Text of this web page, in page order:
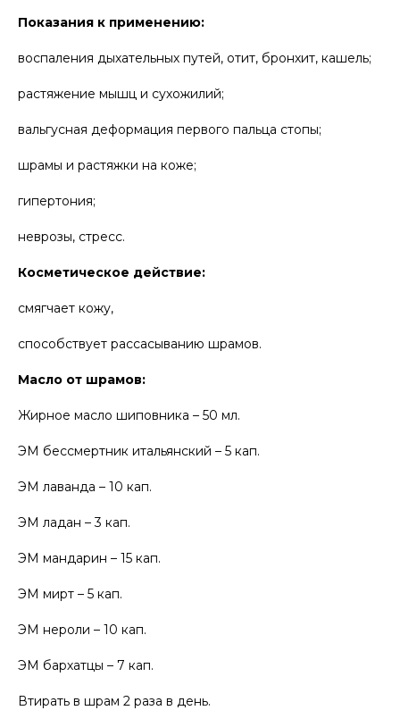
Показания к применению:
воспаления дыхательных путей, отит, бронхит, кашель;
растяжение мышц и сухожилий;
вальгусная деформация первого пальца стопы;
шрамы и растяжки на коже;
гипертония;
неврозы, стресс.
Косметическое действие:
смягчает кожу,
способствует рассасыванию шрамов.
Масло от шрамов:
Жирное масло шиповника – 50 мл.
ЭМ бессмертник итальянский – 5 кап.
ЭМ лаванда – 10 кап.
ЭМ ладан – 3 кап.
ЭМ мандарин – 15 кап.
ЭМ мирт – 5 кап.
ЭМ нероли – 10 кап.
ЭМ бархатцы – 7 кап.
Втирать в шрам 2 раза в день.